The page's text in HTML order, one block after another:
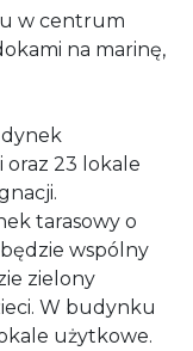
w centrum
na marinę,
oraz 23 lokale
tarasowy o
wspólny
zielony
W budynku
użytkowe.